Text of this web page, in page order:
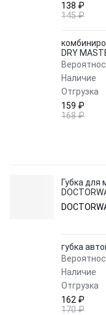
138 ₽
145 ₽
DRY
Наличие
Отгрузка
159 ₽
168 ₽
Губка для
губка
Наличие
Отгрузка
162 ₽
170 ₽